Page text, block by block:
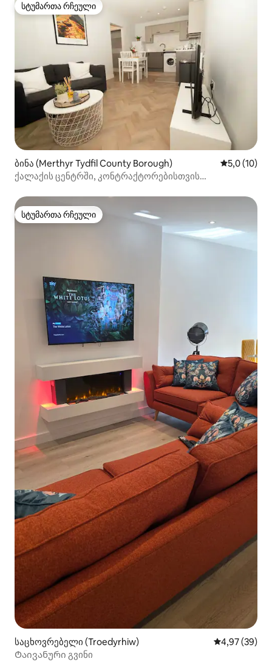
სტუმართა რჩეული
სტუმართა რჩეული
ბინა (Merthyr Tydfil County Borough) საშუალო
5,0 (10)
ქალაქის ცენტრში, კონტრაქტორებისთვის
გაჩერებებთან სავალ მანძილზე
სტუმართა რჩეული
სტუმართა რჩეული
საცხოვრებელი (Troedyrhiw) საშუალო
4,97 (39)
Ტაივანური გვინი